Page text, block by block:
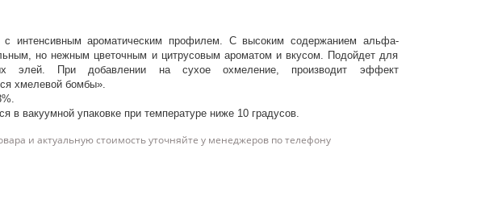
интенсивным ароматическим профилем. С высоким содержанием альфа-
но нежным цветочным и цитрусовым ароматом и вкусом. Подойдет для
элей. При добавлении на сухое охмеление, производит эффект
хмелевой бомбы».
в вакуумной упаковке при температуре ниже 10 градусов.
и актуальную стоимость уточняйте у менеджеров по телефону